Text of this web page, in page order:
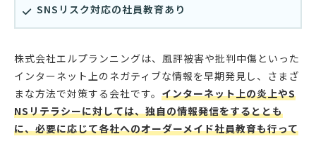
SNSリスク対応の社員教育あり
株式会社エルプランニングは、風評被害や批判中傷といった
インターネット上のネガティブな情報を早期発見し、さまざ
まな方法で対策する会社です。 インターネット上の炎上やS
NSリテラシーに対しては、独自の情報発信をするととも
に、必要に応じて各社へのオーダーメイド社員教育も行って